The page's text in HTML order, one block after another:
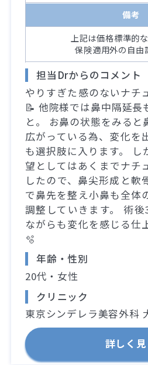
備考
上記は価格標準的な
保険適用外の自由
担当Drからのコメント
やりすぎた感のないナチ
📝 他院様では鼻中隔延長
と。 お鼻の状態をみると
広がっている為、変化を
も選択肢に入ります。 し
望としてはあくまでナチ
したので、鼻尖形成と軟
で鼻先を整え小鼻も全体
調整していきます。 術
ながらも変化を感じる仕
🫧
年齢・性別
20代・女性
クリニック
東京シンデレラ美容外科
詳しく